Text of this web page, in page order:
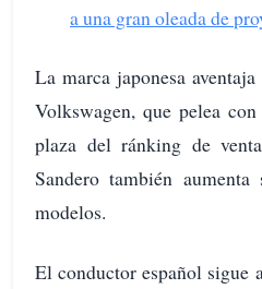
a una gran oleada de
La marca japonesa
Volkswagen, que pelea
plaza del ránking de
Sandero también
modelos.
El conductor español sigue